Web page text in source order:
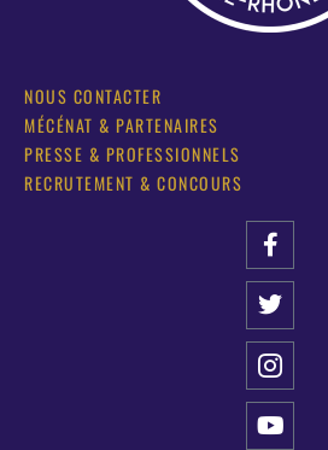
NOUS CONTACTER
MÉCÉNAT & PARTENAIRES
PRESSE & PROFESSIONNELS
RECRUTEMENT & CONCOURS